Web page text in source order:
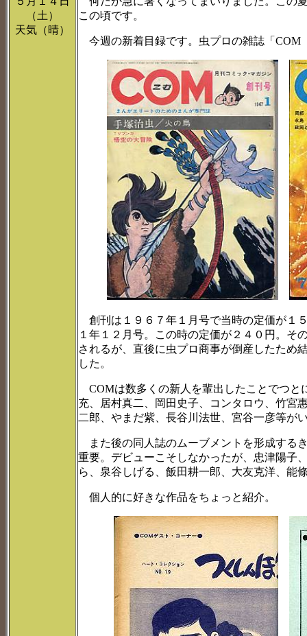
（土）
天気（晴）
この頃です。
今週の新着目録です。虫プロの雑誌「COM
創刊は１９６７年１月号で当時の定価が１
１年１２月号。この時の定価が２４０円。そ
されるが、直後に虫プロ商事が倒産したため
した。
COMは数多くの新人を輩出したことでつと
充、居村真二、岡田史子、コンタロウ、竹宮
二郎、やまだ紫、長谷川法世、宮谷一彦等が
また後の同人誌のムーブメントを形成する
重要。デビューこそしなかったが、忠津陽子
ら、泉谷しげる、飯田耕一郎、大友克洋、能
個人的に好きな作品をちょっと紹介。